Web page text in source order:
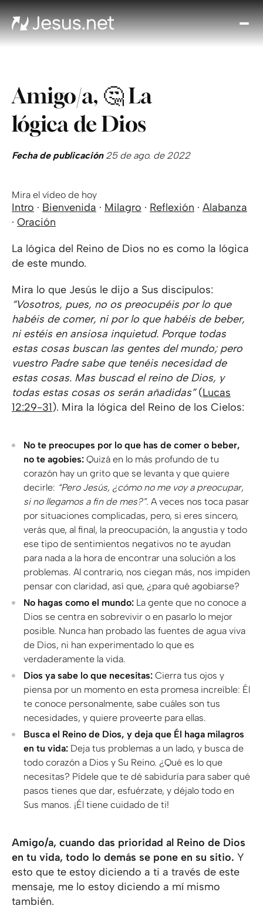
Amigo/a, 🤔 La
lógica de Dios
Fecha de publicación25 de ago. de 2022
Mira el vídeo de hoy
Intro · Bienvenida · Milagro · Reflexión · Alabanza
· Oración
La lógica del Reino de Dios no es como la lógica
de este mundo.
Mira lo que Jesús le dijo a Sus discípulos:
“Vosotros, pues, no os preocupéis por lo que
habéis de comer, ni por lo que habéis de beber,
ni estéis en ansiosa inquietud. Porque todas
estas cosas buscan las gentes del mundo; pero
vuestro Padre sabe que tenéis necesidad de
estas cosas. Mas buscad el reino de Dios, y
todas estas cosas os serán añadidas”(Lucas
12:29-31). Mira la lógica del Reino de los Cielos:
No te preocupes por lo que has de comer o beber,
no te agobies: Quizá en lo más profundo de tu
corazón hay un grito que se levanta y que quiere
decirle: “Pero Jesús, ¿cómo no me voy a preocupar,
si no llegamos a fin de mes?”. A veces nos toca pasar
por situaciones complicadas, pero, si eres sincero,
verás que, al final, la preocupación, la angustia y todo
ese tipo de sentimientos negativos no te ayudan
para nada a la hora de encontrar una solución a los
problemas. Al contrario, nos ciegan más, nos impiden
pensar con claridad, así que, ¿para qué agobiarse?
No hagas como el mundo: La gente que no conoce a
Dios se centra en sobrevivir o en pasarlo lo mejor
posible. Nunca han probado las fuentes de agua viva
de Dios, ni han experimentado lo que es
verdaderamente la vida.
Dios ya sabe lo que necesitas: Cierra tus ojos y
piensa por un momento en esta promesa increíble: Él
te conoce personalmente, sabe cuáles son tus
necesidades, y quiere proveerte para ellas.
Busca el Reino de Dios, y deja que Él haga milagros
en tu vida: Deja tus problemas a un lado, y busca de
todo corazón a Dios y Su Reino. ¿Qué es lo que
necesitas? Pídele que te dé sabiduría para saber qué
pasos tienes que dar, esfuérzate, y déjalo todo en
Sus manos. ¡Él tiene cuidado de ti!
Amigo/a, cuando das prioridad al Reino de Dios
en tu vida, todo lo demás se pone en su sitio. Y
esto que te estoy diciendo a ti a través de este
mensaje, me lo estoy diciendo a mí mismo
también.